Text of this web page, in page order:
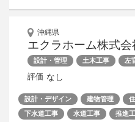
沖縄県
エクラホーム株式会
設計・管理 土木工事 左
評価 なし
設計・デザイン 建物管理
下水道工事
水道工事 推進